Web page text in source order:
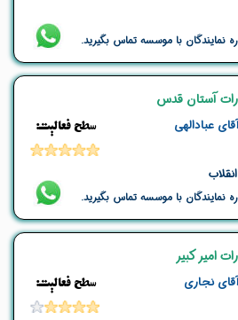
نمایندگان با موسسه تماس بگیرید.
​​سطح فعالیت: عبادالهی
نمایندگان با موسسه تماس بگیرید.
آستان قدس
​​سطح فعالیت: نجاری
امیر کبیر